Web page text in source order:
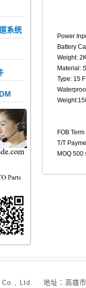
系统
Power
Battery
Weight:
Material:
Type: 15
FOB Term
T/T
MOQ 500
Co., Ltd. 地址：高雄